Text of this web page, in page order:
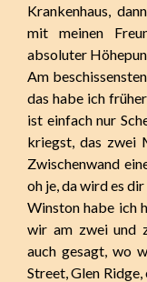
Krankenhaus,
mit meinen
absoluter
Am
das habe ich
ist einfach nur
kriegst, das zwei
Zwischenwand
oh je, da wird es dir
Winston habe ich
wir am zwei und
auch gesagt, wo
Street, Glen